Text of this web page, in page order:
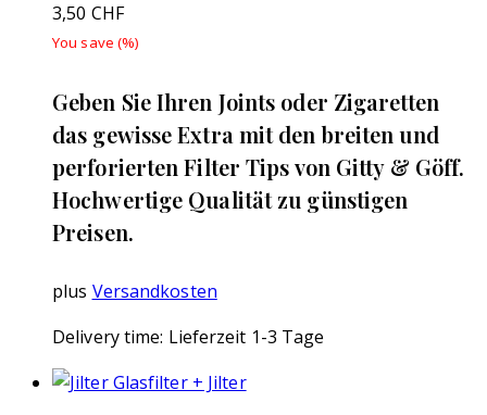
3,50 CHF
You save (%)
Geben Sie Ihren Joints oder Zigaretten
das gewisse Extra mit den breiten und
perforierten Filter Tips von Gitty & Göff.
Hochwertige Qualität zu günstigen
Preisen.
plus Versandkosten
Delivery time: Lieferzeit 1-3 Tage